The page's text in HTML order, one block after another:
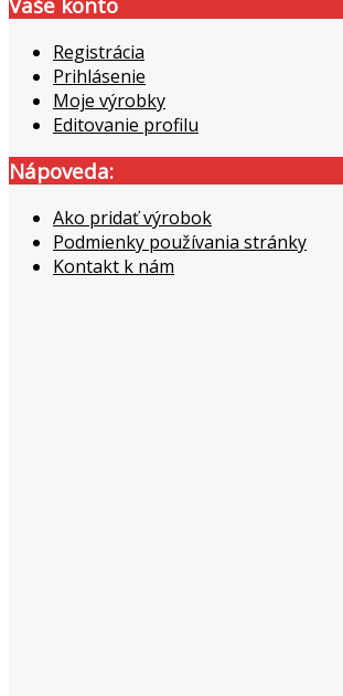
Registrácia
Prihlásenie
Moje výrobky
Editovanie profilu
Nápoveda:
Ako pridať výrobok
Podmienky používania stránky
Kontakt k nám